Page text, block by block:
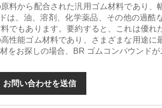
料から配合された汎用ゴム材料であり、
は、油、溶剤、化学薬品、その他の過酷
でもあります。要約すると、これは優れ
性能ゴム材料であり、さまざまな用途に
をお探しの場合、BR ゴムコンパウンドが
お問い合わせを送信